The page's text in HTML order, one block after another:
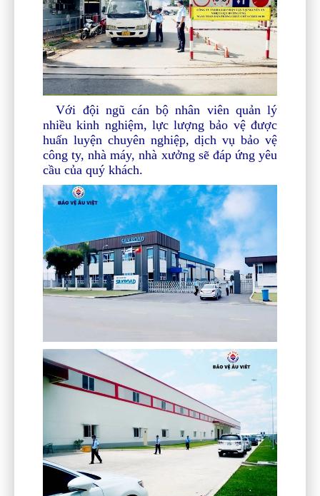
Với đội ngũ cán bộ nhân viên quản lý
nhiều kinh nghiệm, lực lượng bảo vệ được
huấn luyện chuyên nghiệp, dịch vụ bảo vệ
công ty, nhà máy, nhà xưởng sẽ đáp ứng yêu
cầu của quý khách.